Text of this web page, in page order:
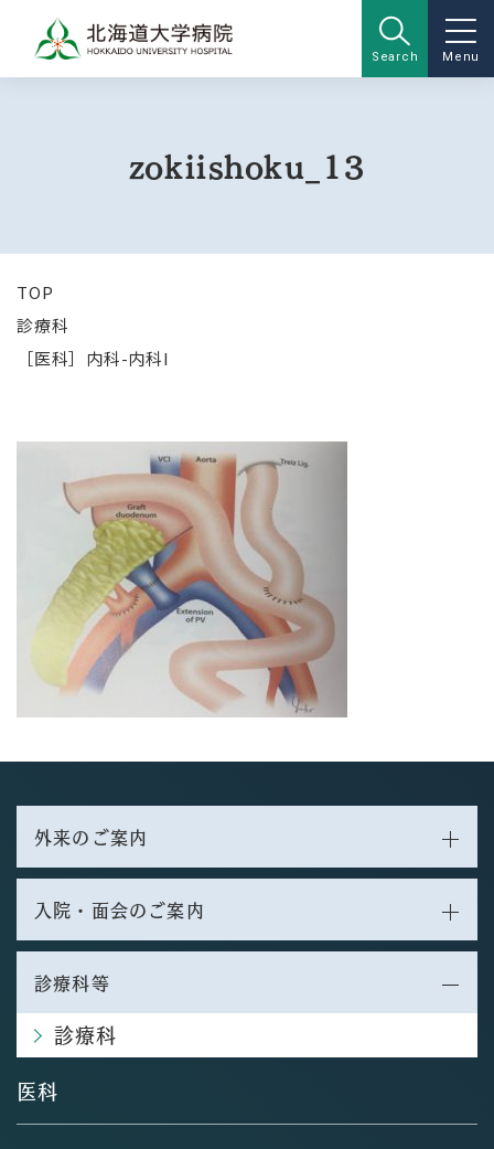
Search Menu
zokiishoku_13
TOP
診療科
［医科］内科-内科I
外来のご案内
入院・面会のご案内
診療科等
診療科
医科